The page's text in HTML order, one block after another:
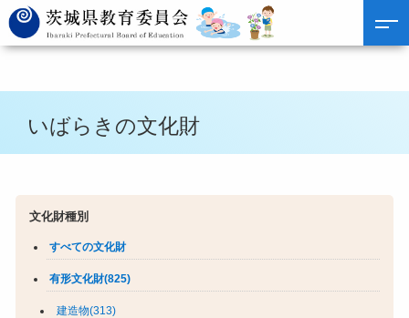
いばらきの文化財
文化財種別
すべての文化財
有形文化財(825)
建造物(313)